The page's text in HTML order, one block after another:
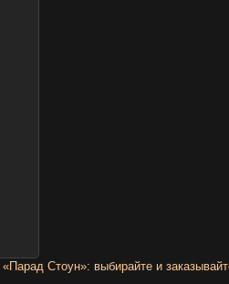
«Парад Стоун»: выбирайте и